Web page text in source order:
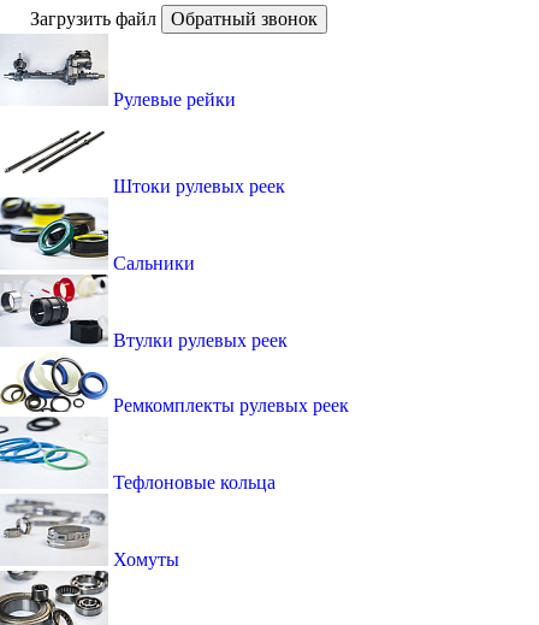
Загрузить файл
Обратный звонок
Рулевые рейки
Штоки рулевых реек
Сальники
Втулки рулевых реек
Ремкомплекты рулевых реек
Тефлоновые кольца
Хомуты